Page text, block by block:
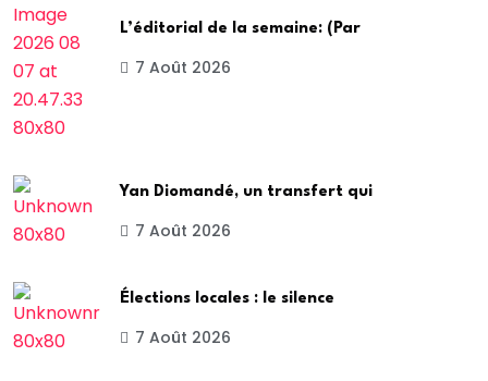
L’éditorial de la semaine: (Par
7 Août 2026
Yan Diomandé, un transfert qui
7 Août 2026
Élections locales : le silence
7 Août 2026